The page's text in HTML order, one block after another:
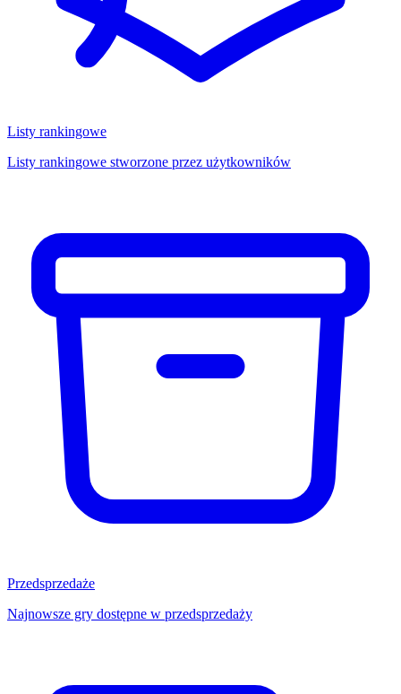
Listy rankingowe
Listy rankingowe stworzone przez użytkowników
Przedsprzedaże
Najnowsze gry dostępne w przedsprzedaży